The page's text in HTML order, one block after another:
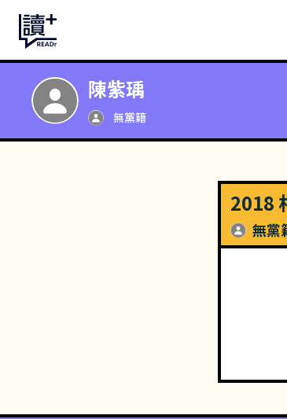
陳紫瑀
無黨籍
2018
無黨